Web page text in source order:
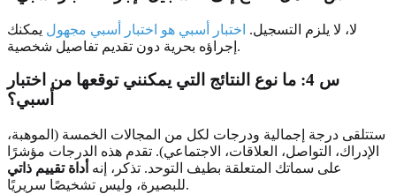
لا، لا يلزم التسجيل. اختبار أسبي هو اختبار أسبي مجهول يمكنك
إجراؤه بحرية دون تقديم تفاصيل شخصية.
س 4: ما نوع النتائج التي يمكنني توقعها من اختبار
أسبي؟
ستتلقى درجة إجمالية ودرجات لكل من المجالات الخمسة (الموهبة،
الإدراك، التواصل، العلاقات، الاجتماعي). تقدم هذه الدرجات مؤشرًا
على سماتك المتعلقة بطيف التوحد. تذكر، إنه أداة تقييم ذاتي
للبصيرة، وليس تشخيصًا سريريًا.